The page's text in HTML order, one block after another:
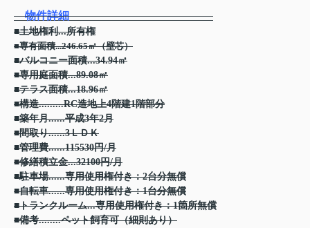
物件詳細
■土地権利...所有権
■専有面積...246.65㎡（壁芯）
■バルコニー面積...34.94㎡
■専用庭面積...89.08㎡
■テラス面積...18.96㎡
■構造.........RC造地上4階建1階部分
■築年月......平成3年2月
■間取り......3ＬＤＫ
■管理費......115530円/月
■修繕積立金...32100円/月
■駐車場......専用使用権付き：2台分無償
■自転車......専用使用権付き：1台分無償
■トランクルーム...専用使用権付き：1箇所無償
■備考........ペット飼育可（細則あり）